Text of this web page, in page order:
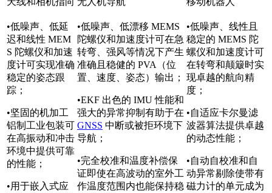
•低噪声、低延
迟和线性 MEM
S 陀螺仪和加速
度计可实现准确
稳定的姿态跟
踪；
•坚固的机加工
铝制工业包装可
在高振动和冲击
环境中提供可靠
的性能；
•用于嵌入式应
•低噪声、低漂移 MEMS
陀螺仪和加速度计可在急
转弯、强风等情况下产生
准确且稳健的 PVA（位
置、速度、姿态）输出；
•EKF 出色的 IMU 性能和
强大的异常抑制有助于在
GNSS 中断或被拒环境下
导航；
•完全校准和温度补偿保
证即使在高波动的室外工
作温度范围内也能保持稳
•低噪声、线性且
稳定的 MEMS 陀
螺仪和加速度计可
在转弯和颠簸时实
现卓越的航向精
度；
•自适应卡尔曼滤
波器算法提供卓越
的动态性能；
•自动自校准和自
动异常剔除使带有
磁力计的单元成为